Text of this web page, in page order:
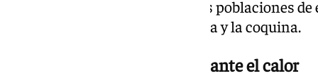
perjudicados, especialmente las poblaciones
corruco, la concha fina, la almeja y la coquina.
Bandera roja y advertencias ante el calor